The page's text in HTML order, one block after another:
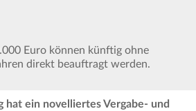
Euro können künftig ohne
direkt beauftragt werden.
hat ein novelliertes Vergabe- und